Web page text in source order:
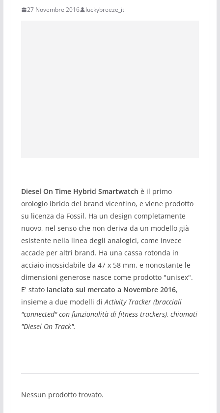
27 Novembre 2016 luckybreeze_it
Diesel On Time Hybrid Smartwatch è il primo
orologio ibrido del brand vicentino, e viene prodotto
su licenza da Fossil. Ha un design completamente
nuovo, nel senso che non deriva da un modello già
esistente nella linea degli analogici, come invece
accade per altri brand. Ha una cassa rotonda in
acciaio inossidabile da 47 x 58 mm, e nonostante le
dimensioni generose nasce come prodotto "unisex".
E' stato lanciato sul mercato a Novembre 2016,
insieme a due modelli diActivity Tracker (bracciali
"connected" con funzionalità di fitness trackers), chiamati
"Diesel On Track".
Nessun prodotto trovato.